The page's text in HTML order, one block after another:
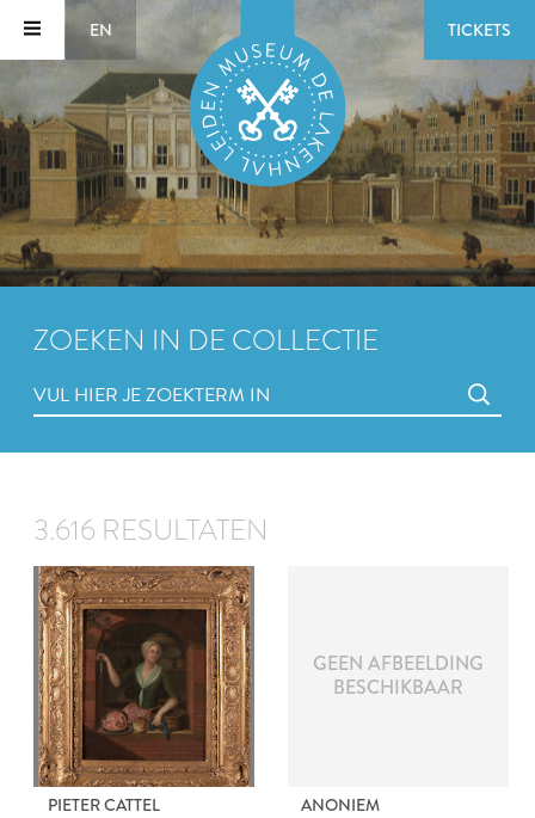
EN TICKETS
ZOEKEN IN DE COLLECTIE
3.616 RESULTATEN
PIETER CATTEL
GEEN AFBEELDING
BESCHIKBAAR
ANONIEM